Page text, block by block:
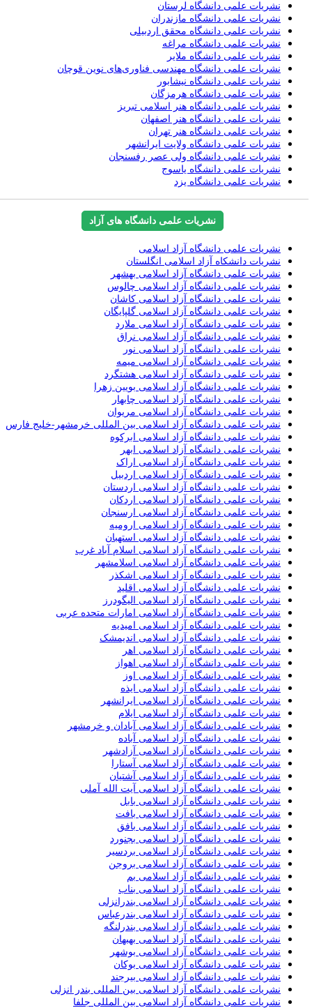
نشریات علمی دانشگاه لرستان
نشریات علمی دانشگاه مازندران
نشریات علمی دانشگاه محقق اردبیلی
نشریات علمی دانشگاه مراغه
نشریات علمی دانشگاه ملایر
نشریات علمی دانشگاه مهندسی فناوری‌های نوین قوچان
نشریات علمی دانشگاه نیشابور
نشریات علمی دانشگاه هرمزگان
نشریات علمی دانشگاه هنر اسلامی تبریز
نشریات علمی دانشگاه هنر اصفهان
نشریات علمی دانشگاه هنر تهران
نشریات علمی دانشگاه ولایت ایرانشهر
نشریات علمی دانشگاه ولی عصر رفسنجان
نشریات علمی دانشگاه یاسوج
نشریات علمی دانشگاه یزد
نشریات علمی دانشگاه های آزاد
نشریات علمی دانشگاه آزاد اسلامی
نشریات دانشکاه آزاد اسلامی انگلستان
نشریات علمی دانشگاه آزاد اسلامی بهشهر
نشریات علمی دانشگاه آزاد اسلامی چالوس
نشریات علمی دانشگاه آزاد اسلامی کاشان
نشریات علمی دانشگاه آزاد اسلامی گلپایگان
نشریات علمی دانشگاه آزاد اسلامی ملارد
نشریات علمی دانشگاه آزاد اسلامی نراق
نشریات علمی دانشگاه آزاد اسلامی نور
نشریات علمی دانشگاه آزاد اسلامی میمه
نشریات علمی دانشگاه آزاد اسلامی هشتگرد
نشریات علمی دانشگاه آزاد اسلامی بویین زهرا
نشریات علمی دانشگاه آزاد اسلامی چابهار
نشریات علمی دانشگاه آزاد اسلامی مریوان
نشریات علمی دانشگاه آزاد اسلامی بین المللی خرمشهر-خلیج فارس
نشریات علمی دانشگاه آزاد اسلامی ابرکوه
نشریات علمی دانشگاه آزاد اسلامی ابهر
نشریات علمی دانشگاه آزاد اسلامی اراک
نشریات علمی دانشگاه آزاد اسلامی اردبیل
نشریات علمی دانشگاه آزاد اسلامی اردستان
نشریات علمی دانشگاه آزاد اسلامی اردکان
نشریات علمی دانشگاه آزاد اسلامی ارسنجان
نشریات علمی دانشگاه آزاد اسلامی ارومیه
نشریات علمی دانشگاه آزاد اسلامی استهبان
نشریات علمی دانشگاه آزاد اسلامی اسلام آباد غرب
نشریات علمی دانشگاه آزاد اسلامی اسلامشهر
نشریات علمی دانشگاه آزاد اسلامی اشکذر
نشریات علمی دانشگاه آزاد اسلامی اقلید
نشریات علمی دانشگاه آزاد اسلامی الیگودرز
نشریات علمی دانشگاه آزاد اسلامی امارات متحده عربی
نشریات علمی دانشگاه آزاد اسلامی امیدیه
نشریات علمی دانشگاه آزاد اسلامی اندیمشک
نشریات علمی دانشگاه آزاد اسلامی اهر
نشریات علمی دانشگاه آزاد اسلامی اهواز
نشریات علمی دانشگاه آزاد اسلامی اوز
نشریات علمی دانشگاه آزاد اسلامی ایذه
نشریات علمی دانشگاه آزاد اسلامی ایرانشهر
نشریات علمی دانشگاه آزاد اسلامی ایلام
نشریات علمی دانشگاه آزاد اسلامی آبادان و خرمشهر
نشریات علمی دانشگاه آزاد اسلامی آباده
نشریات علمی دانشگاه آزاد اسلامی آزادشهر
نشریات علمی دانشگاه آزاد اسلامی آستارا
نشریات علمی دانشگاه آزاد اسلامی آشتیان
نشریات علمی دانشگاه آزاد اسلامی آیت الله آملی
نشریات علمی دانشگاه آزاد اسلامی بابل
نشریات علمی دانشگاه آزاد اسلامی بافت
نشریات علمی دانشگاه آزاد اسلامی بافق
نشریات علمی دانشگاه آزاد اسلامی بجنورد
نشریات علمی دانشگاه آزاد اسلامی بردسیر
نشریات علمی دانشگاه آزاد اسلامی بروجن
نشریات علمی دانشگاه آزاد اسلامی بم
نشریات علمی دانشگاه آزاد اسلامی بناب
نشریات علمی دانشگاه آزاد اسلامی بندرانزلی
نشریات علمی دانشگاه آزاد اسلامی بندرعباس
نشریات علمی دانشگاه آزاد اسلامی بندرلنگه
نشریات علمی دانشگاه آزاد اسلامی بهبهان
نشریات علمی دانشگاه آزاد اسلامی بوشهر
نشریات علمی دانشگاه آزاد اسلامی بوکان
نشریات علمی دانشگاه آزاد اسلامی بیرجند
نشریات علمی دانشگاه آزاد اسلامی بین المللی بندر انزلی
نشریات علمی دانشگاه آزاد اسلامی بین المللی جلفا